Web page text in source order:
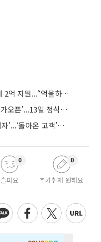
장혜선 이사장, ‘가정 밖 청소년’에 2억 지원...“억울하고 아파도 단단해지길”
2000억 수혈받은 홈플러스 ‘오늘 가오픈’...13일 정식 개장 시험대
쿠팡, 3대 악재 속 상반기 ‘최대 적자’...‘돌아온 고객’에 수익성 반등 주목
슬퍼요
0
추가취재 원해요
0